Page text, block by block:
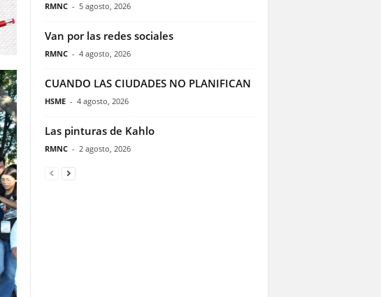
RMNC - 5 agosto, 2026
Van por las redes sociales
RMNC - 4 agosto, 2026
CUANDO LAS CIUDADES NO PLANIFICAN
HSME - 4 agosto, 2026
Las pinturas de Kahlo
RMNC - 2 agosto, 2026